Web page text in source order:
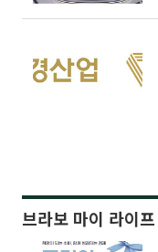
브라보 마이 라이프